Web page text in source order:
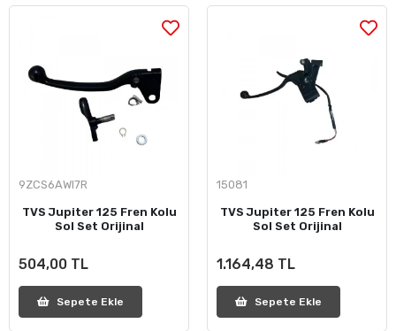
9ZCS6AWI7R
TVS Jupiter 125 Fren Kolu
Sol Set Orijinal
504,00 TL
Sepete Ekle
15081
TVS Jupiter 125 Fren Kolu
Sol Set Orijinal
1.164,48 TL
Sepete Ekle